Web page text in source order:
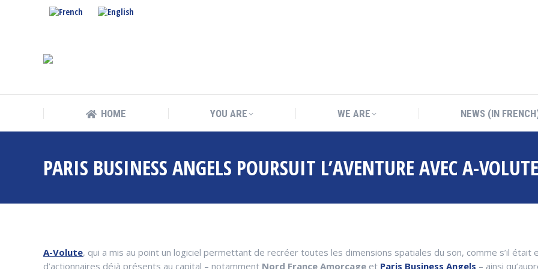
HOME YOU ARE WE ARE NEWS (IN
PARIS BUSINESS ANGELS POURSUIT L’AVENTURE AVEC A-VOLUTE
A-Volute, qui a mis au point un logiciel permettant de recréer toutes les dimensions spatiales du son, comme s’il était
d’actionnaires déjà présents au capital – notamment Nord France Amorçage et Paris Business Angels – ainsi
HOME